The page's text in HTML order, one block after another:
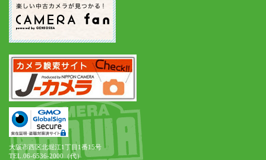
大阪市西区北堀江1丁目1番15号
TEL.06-6536-2000（代）